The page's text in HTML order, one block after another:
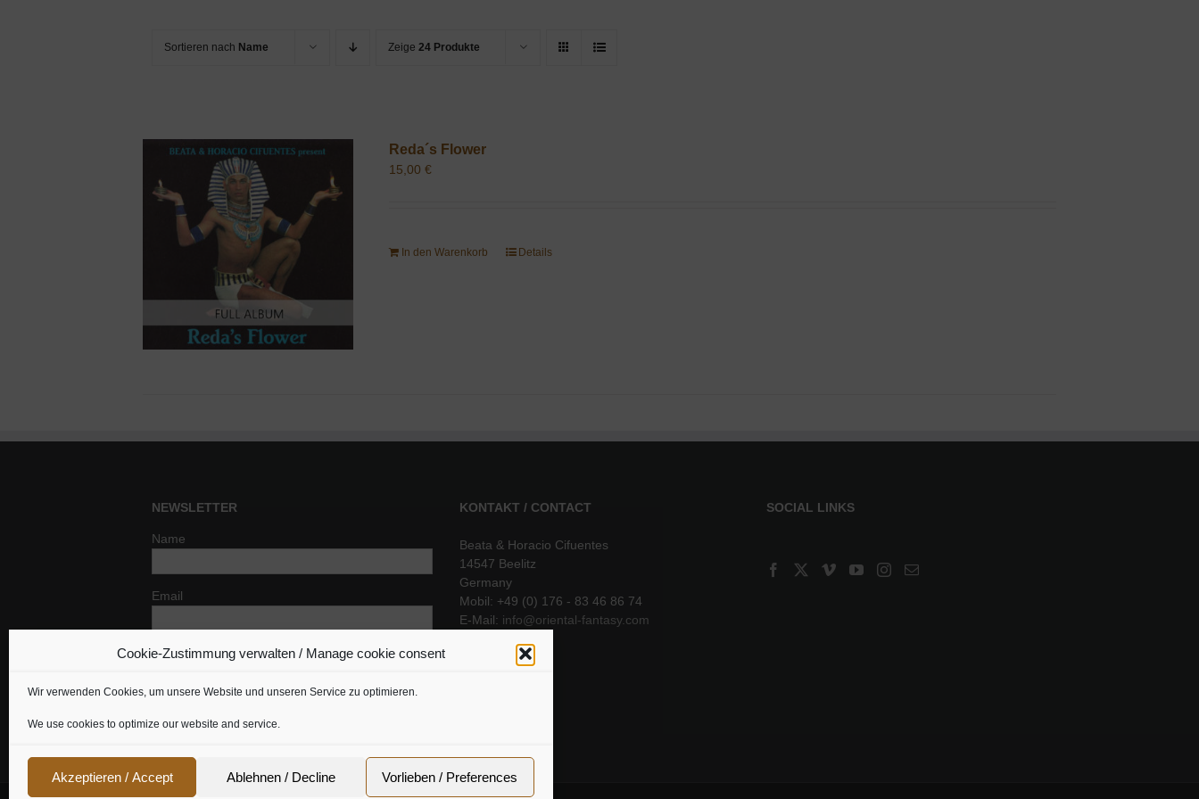
Cookie-Zustimmung verwalten / Manage cookie consent
Wir verwenden Cookies, um unsere Website und unseren Service zu optimieren.
We use cookies to optimize our website and service.
Akzeptieren / Accept Ablehnen / Decline Vorlieben / Preferences
Sortieren nach Name Zeige 24 Produkte
Reda´s Flower
15,00€
In den Warenkorb Details
NEWSLETTER
Name
Email
Indem Du fortfährst, akzeptierst Du unsere
KONTAKT / CONTACT
Beata & Horacio Cifuentes
14547 Beelitz
Germany
Mobil: +49 (0) 176 - 83 46 86 74
E-Mail: info@oriental-fantasy.com
SOCIAL LINKS